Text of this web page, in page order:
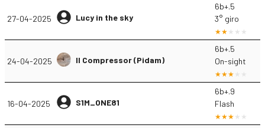
27-04-2025 Lucy in the sky
6b+.5
3° giro
24-04-2025 Il Compressor (Pidam)
6b+.5
On-sight
16-04-2025 S1M_ONE81
6b+.9
Flash